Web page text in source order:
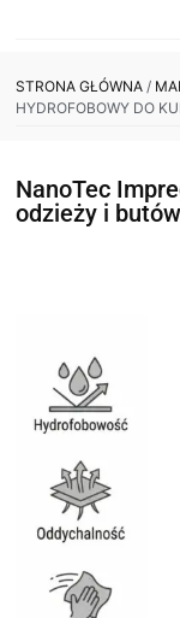
STRONA GŁÓWNA /
HYDROFOBOWY DO
NanoTec
odzieży i butów